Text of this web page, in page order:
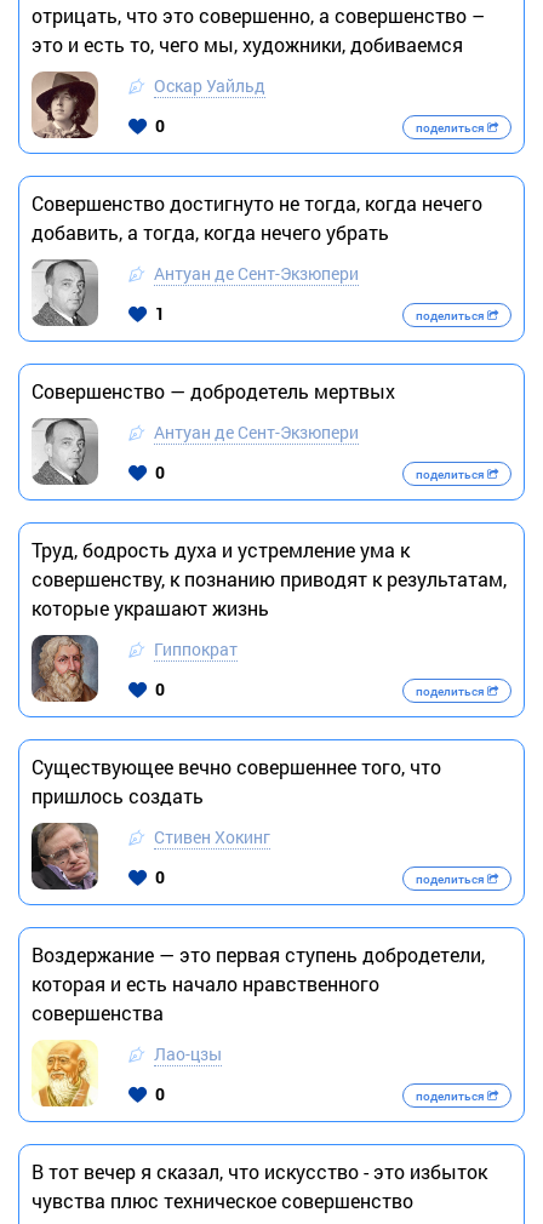
отрицать, что это совершенно, а совершенство –
это и есть то, чего мы, художники, добиваемся
Оскар Уайльд
0
поделиться
Совершенство достигнуто не тогда, когда нечего
добавить, а тогда, когда нечего убрать
Антуан де Сент-Экзюпери
1
поделиться
Совершенство — добродетель мертвых
Антуан де Сент-Экзюпери
0
поделиться
Труд, бодрость духа и устремление ума к
совершенству, к познанию приводят к результатам,
которые украшают жизнь
Гиппократ
0
поделиться
Существующее вечно совершеннее того, что
пришлось создать
Стивен Хокинг
0
поделиться
Воздержание — это первая ступень добродетели,
которая и есть начало нравственного
совершенства
Лао-цзы
0
поделиться
В тот вечер я сказал, что искусство - это избыток
чувства плюс техническое совершенство